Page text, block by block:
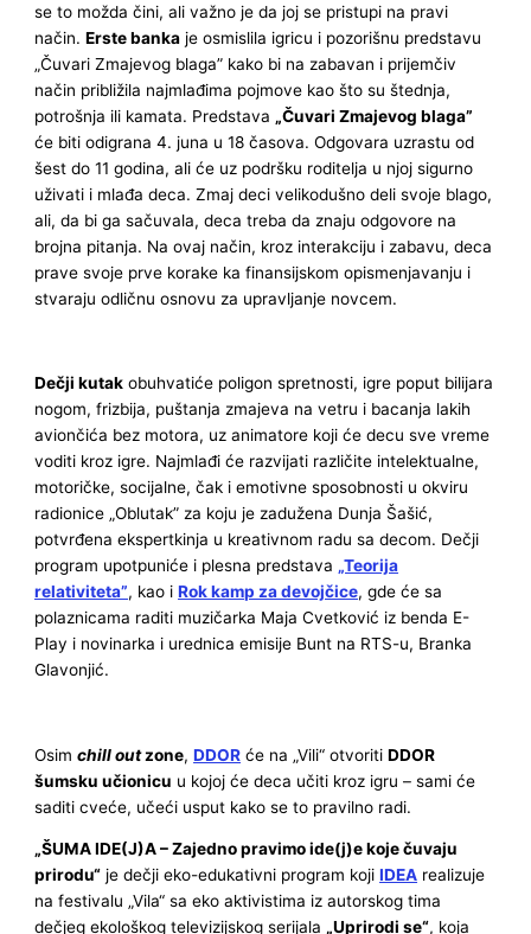
se to možda čini, ali važno je da joj se pristupi na pravi
način.Erste banka je osmislila igricu i pozorišnu predstavu
„Čuvari Zmajevog blaga” kako bi na zabavan i prijemčiv
način približila najmlađima pojmove kao što su štednja,
potrošnja ili kamata. Predstava „Čuvari Zmajevog blaga”
će biti odigrana 4. juna u 18 časova. Odgovara uzrastu od
šest do 11 godina, ali će uz podršku roditelja u njoj sigurno
uživati i mlađa deca. Zmaj deci velikodušno deli svoje blago,
ali, da bi ga sačuvala, deca treba da znaju odgovore na
brojna pitanja. Na ovaj način, kroz interakciju i zabavu, deca
prave svoje prve korake ka finansijskom opismenjavanju i
stvaraju odličnu osnovu za upravljanje novcem.
Dečji kutak obuhvatiće poligon spretnosti, igre poput bilijara
nogom, frizbija, puštanja zmajeva na vetru i bacanja lakih
aviončića bez motora, uz animatore koji će decu sve vreme
voditi kroz igre. Najmlađi će razvijati različite intelektualne,
motoričke, socijalne, čak i emotivne sposobnosti u okviru
radionice „Oblutak” za koju je zadužena Dunja Šašić,
potvrđena ekspertkinja u kreativnom radu sa decom. Dečji
program upotpuniće i plesna predstava „Teorija
relativiteta”, kao iRok kamp za devojčice, gde će sa
polaznicama raditi muzičarka Maja Cvetković iz benda E-
Play i novinarka i urednica emisije Bunt na RTS-u, Branka
Glavonjić.
Osimchill outzone,DDOR će na „Vili“ otvoritiDDOR
šumsku učionicu u kojoj će deca učiti kroz igru – sami će
saditi cveće, učeći usput kako se to pravilno radi.
„ŠUMA IDE(J)A – Zajedno pravimo ide(j)e koje čuvaju
prirodu“ je dečji eko-edukativni program kojiIDEA realizuje
na festivalu „Vila“ sa eko aktivistima iz autorskog tima
dečjeg ekološkog televizijskog serijala „Uprirodi se“, koja